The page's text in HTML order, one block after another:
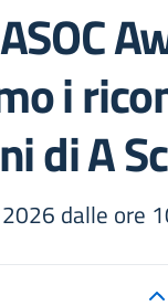
i
di A
dalle ore